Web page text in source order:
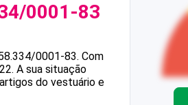
0001-83
0001-83. Com
A sua situação
do vestuário e